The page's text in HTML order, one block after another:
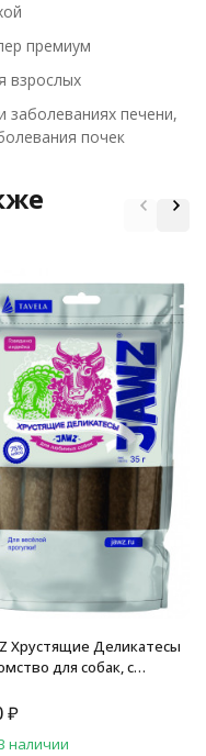
премиум
взрослых
заболеваниях печени,
почек
Хрустящие Деликатесы
для собак, с
₽
наличии